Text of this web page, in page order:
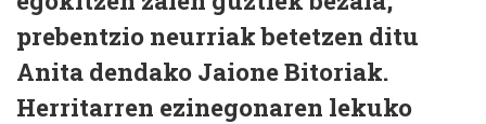
prebentzio neurriak betetzen ditu
Anita dendako Jaione Bitoriak.
Herritarren ezinegonaren lekuko